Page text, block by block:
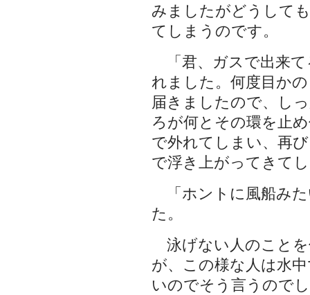
みましたがどうして
てしまうのです。
「君、ガスで出来て
れました。何度目か
届きましたので、し
ろが何とその環を止
で外れてしまい、再
で浮き上がってきて
「ホントに風船み
た。
泳げない人のこと
が、この様な人は水
いのでそう言うので